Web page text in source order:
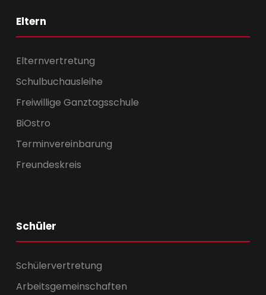
Eltern
Elternvertretung
Schulbuchausleihe
Freiwillige Ganztagsschule
BiOstro
Terminvereinbarung
Freundeskreis
Schüler
Schülervertretung
Arbeitsgemeinschaften